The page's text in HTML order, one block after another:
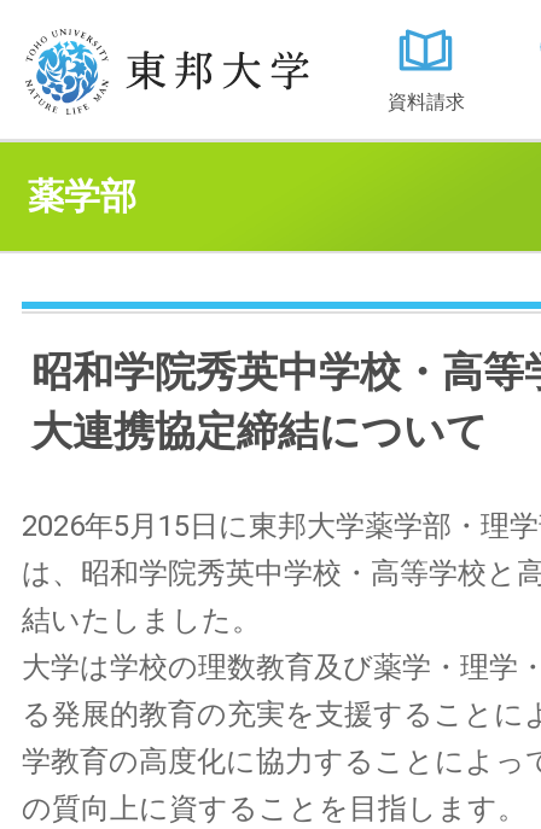
資料請求
薬学部
昭和学院秀英中学校・高等
大連携協定締結について
2026年5月15日に東邦大学薬学部・理
は、昭和学院秀英中学校・高等学校と
結いたしました。
大学は学校の理数教育及び薬学・理学
る発展的教育の充実を支援することに
学教育の高度化に協力することによっ
の質向上に資することを目指します。